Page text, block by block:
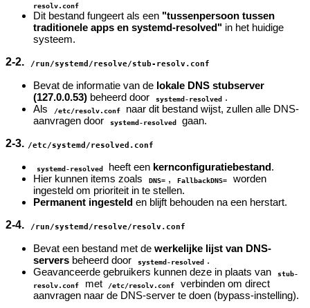
resolv.conf
Dit bestand fungeert als een "tussenpersoon tussen
traditionele apps en systemd-resolved" in het huidige
systeem.
2-2.
/run/systemd/resolve/stub-resolv.conf
Bevat de informatie van de lokale DNS stubserver
(127.0.0.53) beheerd door systemd-resolved .
Als
/etc/resolv.conf
naar dit bestand wijst, zullen alle DNS-
aanvragen door
systemd-resolved
gaan.
2-3. /etc/systemd/resolved.conf
systemd-resolved heeft een kernconfiguratiebestand.
Hier kunnen items zoals
DNS= , FallbackDNS=
worden
ingesteld om prioriteit in te stellen.
Permanent ingesteld en blijft behouden na een herstart.
2-4.
/run/systemd/resolve/resolv.conf
Bevat een bestand met de werkelijke lijst van DNS-
servers beheerd door systemd-resolved .
Geavanceerde gebruikers kunnen deze in plaats van
stub-
resolv.conf
met /etc/resolv.conf
verbinden om direct
aanvragen naar de DNS-server te doen (bypass-instelling).